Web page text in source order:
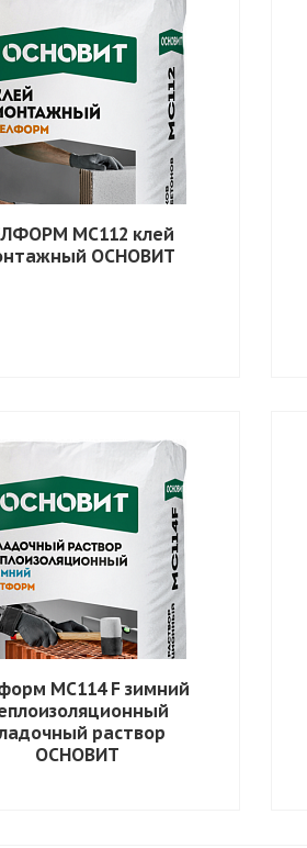
MC112 клей
ОСНОВИТ
MC114 F зимний
раствор
ОСНОВИТ